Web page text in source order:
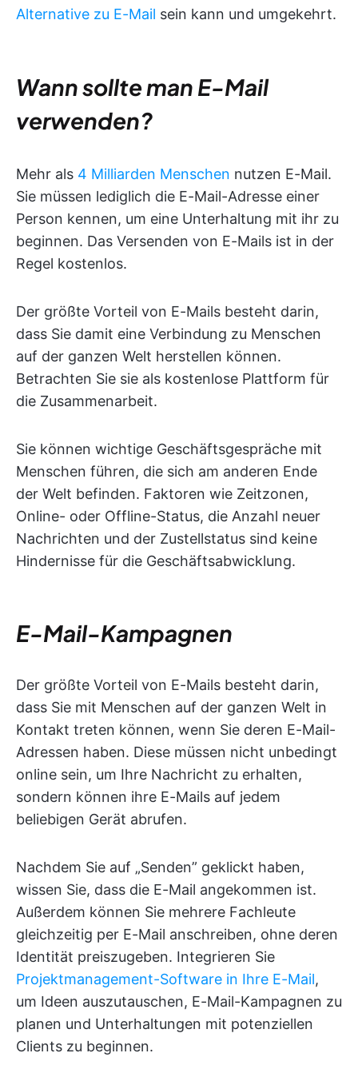
Alternative zu E-Mail sein kann und umgekehrt.
Wann sollte man E-Mail
verwenden?
Mehr als 4 Milliarden Menschen nutzen E-Mail.
Sie müssen lediglich die E-Mail-Adresse einer
Person kennen, um eine Unterhaltung mit ihr zu
beginnen. Das Versenden von E-Mails ist in der
Regel kostenlos.
Der größte Vorteil von E-Mails besteht darin,
dass Sie damit eine Verbindung zu Menschen
auf der ganzen Welt herstellen können.
Betrachten Sie sie als kostenlose Plattform für
die Zusammenarbeit.
Sie können wichtige Geschäftsgespräche mit
Menschen führen, die sich am anderen Ende
der Welt befinden. Faktoren wie Zeitzonen,
Online- oder Offline-Status, die Anzahl neuer
Nachrichten und der Zustellstatus sind keine
Hindernisse für die Geschäftsabwicklung.
E-Mail-Kampagnen
Der größte Vorteil von E-Mails besteht darin,
dass Sie mit Menschen auf der ganzen Welt in
Kontakt treten können, wenn Sie deren E-Mail-
Adressen haben. Diese müssen nicht unbedingt
online sein, um Ihre Nachricht zu erhalten,
sondern können ihre E-Mails auf jedem
beliebigen Gerät abrufen.
Nachdem Sie auf „Senden” geklickt haben,
wissen Sie, dass die E-Mail angekommen ist.
Außerdem können Sie mehrere Fachleute
gleichzeitig per E-Mail anschreiben, ohne deren
Identität preiszugeben. Integrieren Sie
Projektmanagement-Software in Ihre E-Mail,
um Ideen auszutauschen, E-Mail-Kampagnen zu
planen und Unterhaltungen mit potenziellen
Clients zu beginnen.